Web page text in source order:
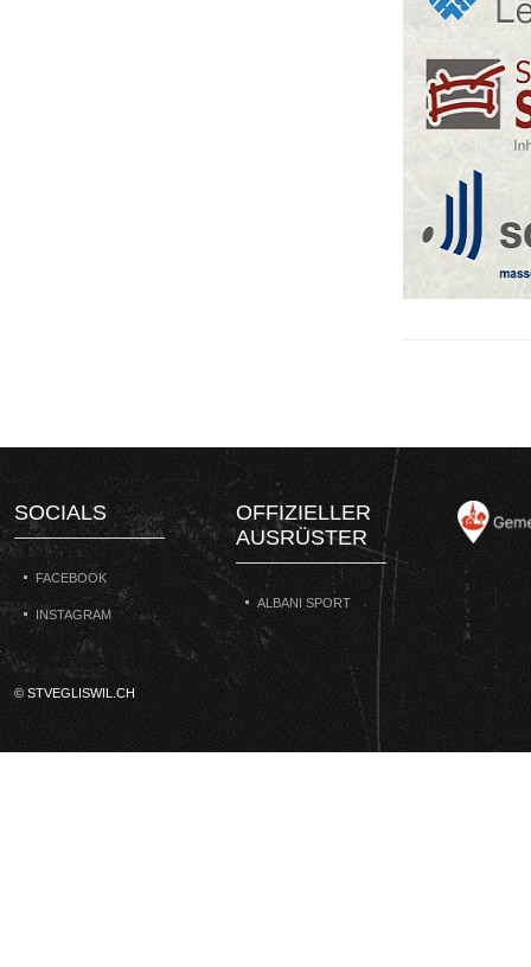
SOCIALS
FACEBOOK
INSTAGRAM
OFFIZIELLER
AUSRÜSTER
ALBANI SPORT
© STVEGLISWIL.CH